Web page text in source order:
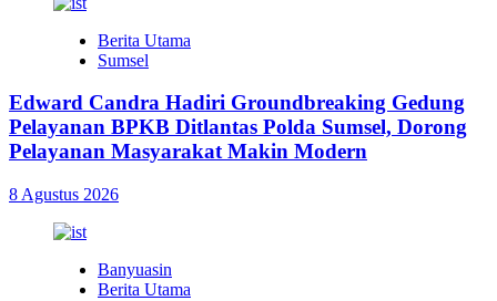
Berita Utama
Sumsel
Edward Candra Hadiri Groundbreaking Gedung
Pelayanan BPKB Ditlantas Polda Sumsel, Dorong
Pelayanan Masyarakat Makin Modern
8 Agustus 2026
Banyuasin
Berita Utama